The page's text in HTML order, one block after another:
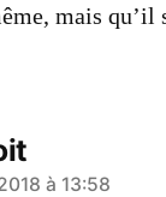
mais qu’il
à 13:58